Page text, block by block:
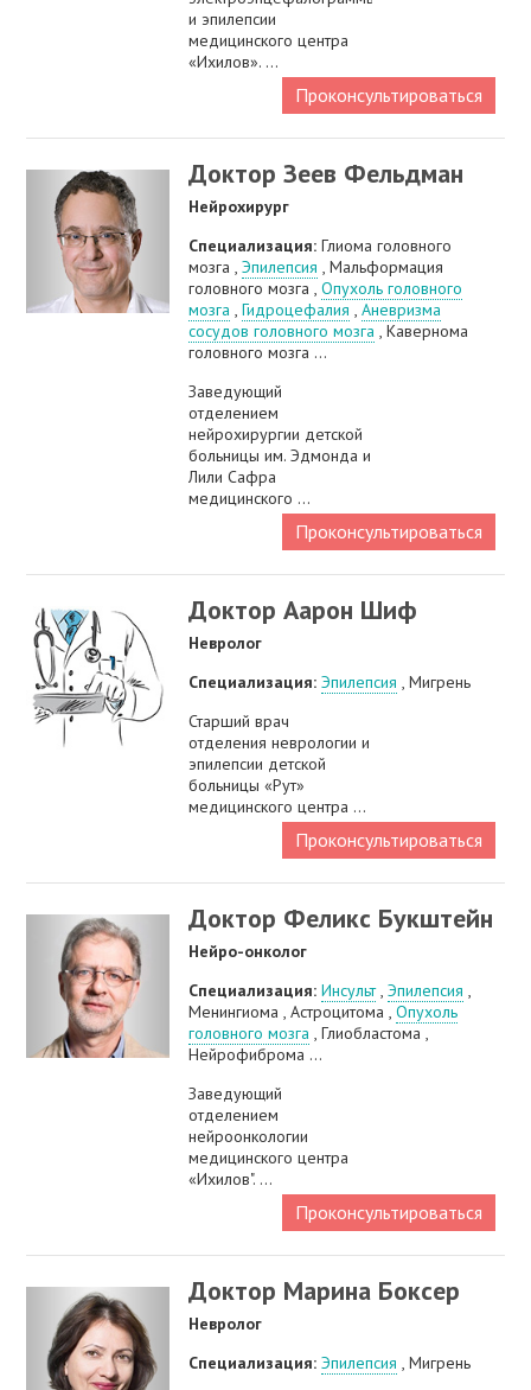
и эпилепсии
медицинского центра
«Ихилов». ...
Проконсультироваться
Доктор Зеев Фельдман
Нейрохирург
Специализация:Глиома головного
мозга ,Эпилепсия , Мальформация
головного мозга ,Опухоль головного
мозга ,Гидроцефалия ,Аневризма
сосудов головного мозга , Кавернома
головного мозга ...
Заведующий
отделением
нейрохирургии детской
больницы им. Эдмонда и
Лили Сафра
медицинского ...
Проконсультироваться
Доктор Аарон Шиф
Невролог
Специализация:Эпилепсия , Мигрень
Старший врач
отделения неврологии и
эпилепсии детской
больницы «Рут»
медицинского центра ...
Проконсультироваться
Доктор Феликс Букштейн
Нейро-онколог
Специализация:Инсульт,Эпилепсия ,
Менингиома , Астроцитома ,Опухоль
головного мозга , Глиобластома ,
Нейрофиброма ...
Заведующий
отделением
нейроонкологии
медицинского центра
«Ихилов". ...
Проконсультироваться
Доктор Марина Боксер
Невролог
Специализация:Эпилепсия , Мигрень